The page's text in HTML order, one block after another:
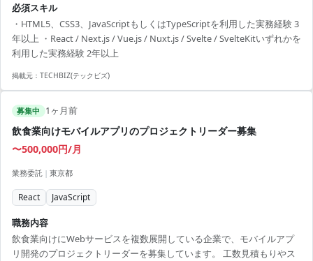
もプランナー・サーバサイド・インフラなど、様々な関係各所と連
携・調整を行いつつ最高のコンテンツを目指して従事いただきます。
開発環境 携わっていただく業務によって開発環境に違いはあります
が、主な開発環境は以下の通りです。 言語： ・HTML / CSS /
JavaScript ...
必須スキル
・HTML5、CSS3、JavaScriptもしくはTypeScriptを利用した実務経験 3
年以上 ・React / Next.js / Vue.js / Nuxt.js / Svelte / SvelteKitいずれかを
利用した実務経験 2年以上
掲載元： TECHBIZ(テックビズ)
募集中 1ヶ月前
飲食業向けモバイルアプリのプロジェクトリーダー募集
〜500,000円/月
業務委託 | 東京都
React JavaScript
職務内容
飲食業向けにWebサービスを複数展開している企業で、モバイルアプ
リ開発のプロジェクトリーダーを募集しています。 工数見積もりやス